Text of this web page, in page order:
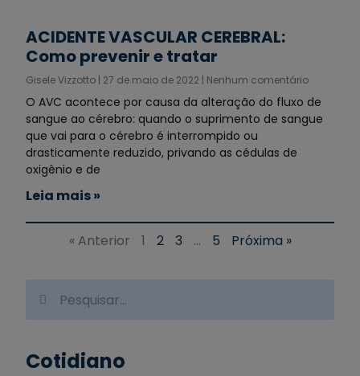
ACIDENTE VASCULAR CEREBRAL:
Como prevenir e tratar
Gisele Vizzotto 27 de maio de 2022 Nenhum comentário
O AVC acontece por causa da alteração do fluxo de
sangue ao cérebro: quando o suprimento de sangue
que vai para o cérebro é interrompido ou
drasticamente reduzido, privando as cédulas de
oxigênio e de
Leia mais »
« Anterior 1 2 3 … 5 Próxima »
Cotidiano